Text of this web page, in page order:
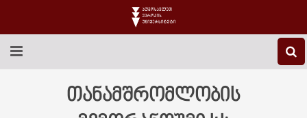
EEU-Ს ᲨᲔᲡᲐᲮᲔᲑ
თანამშრომლობის